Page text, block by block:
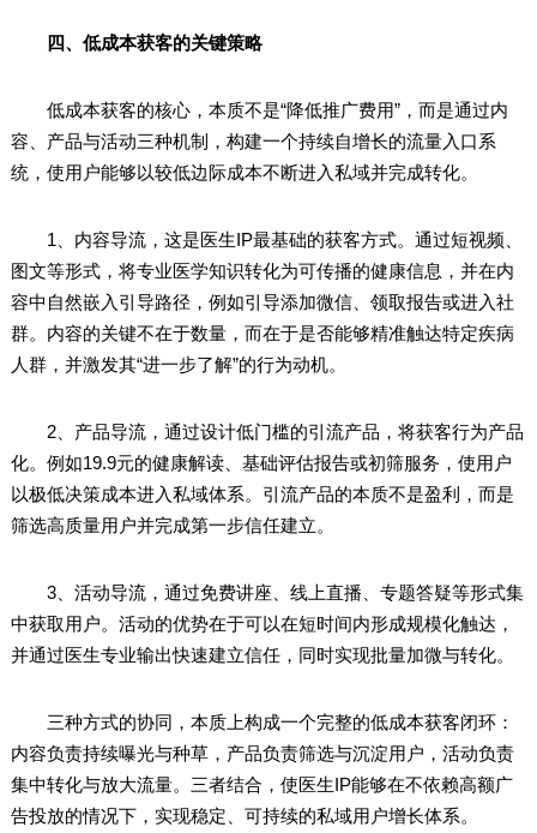
四、低成本获客的关键策略
低成本获客的核心，本质不是“降低推广费用”，而是通过内
容、产品与活动三种机制，构建一个持续自增长的流量入口系
统，使用户能够以较低边际成本不断进入私域并完成转化。
1、内容导流，这是医生IP最基础的获客方式。通过短视频、
图文等形式，将专业医学知识转化为可传播的健康信息，并在内
容中自然嵌入引导路径，例如引导添加微信、领取报告或进入社
群。内容的关键不在于数量，而在于是否能够精准触达特定疾病
人群，并激发其“进一步了解”的行为动机。
2、产品导流，通过设计低门槛的引流产品，将获客行为产品
化。例如19.9元的健康解读、基础评估报告或初筛服务，使用户
以极低决策成本进入私域体系。引流产品的本质不是盈利，而是
筛选高质量用户并完成第一步信任建立。
3、活动导流，通过免费讲座、线上直播、专题答疑等形式集
中获取用户。活动的优势在于可以在短时间内形成规模化触达，
并通过医生专业输出快速建立信任，同时实现批量加微与转化。
三种方式的协同，本质上构成一个完整的低成本获客闭环：
内容负责持续曝光与种草，产品负责筛选与沉淀用户，活动负责
集中转化与放大流量。三者结合，使医生IP能够在不依赖高额广
告投放的情况下，实现稳定、可持续的私域用户增长体系。